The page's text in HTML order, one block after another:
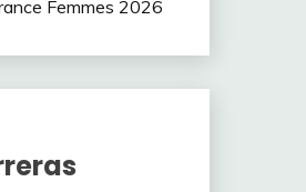
Femmes 2026